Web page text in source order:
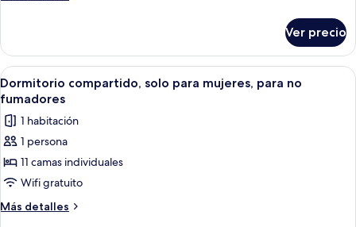
no
fumadores
compartido,
dormitorio
mixto,
para
fumadores
Ver precio
Abrir
todas
las
fotos
de
Dormitorio
compartido,
solo
Un dormitorio moderno con
2
Dormitorio compartido, solo para mujeres, para no
fumadores
1 habitación
1 persona
11 camas individuales
Wifi gratuito
Más detalles
Más